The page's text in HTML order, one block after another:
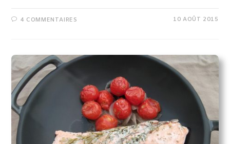
4 COMMENTAIRES 10 AOÛT 2015